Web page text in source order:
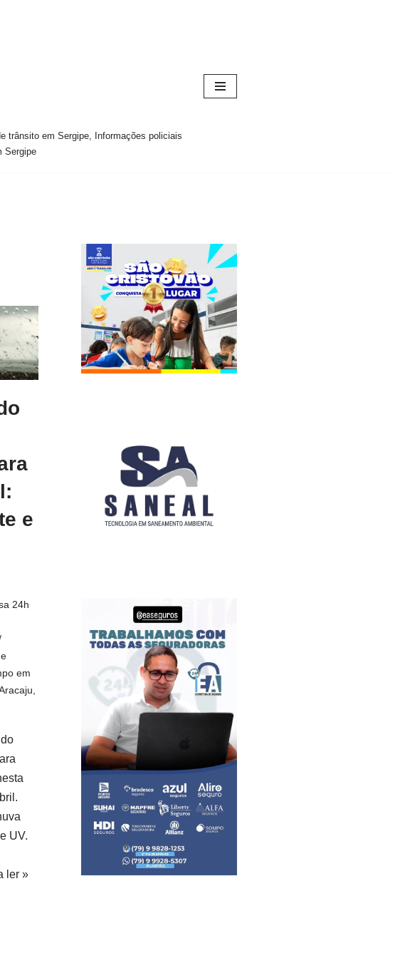
trânsito em Sergipe, Informações policiais
Sergipe
e
24h
em
UV.
ler »